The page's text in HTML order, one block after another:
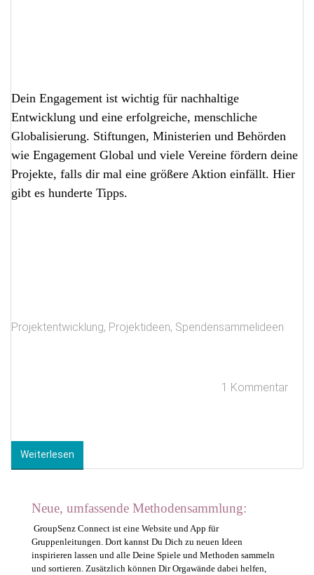
Dein Engagement ist wichtig für nachhaltige
Entwicklung und eine erfolgreiche, menschliche
Globalisierung. Stiftungen, Ministerien und Behörden
wie Engagement Global und viele Vereine fördern deine
Projekte, falls dir mal eine größere Aktion einfällt. Hier
gibt es hunderte Tipps.
Projektentwicklung, Projektideen, Spendensammelideen
1 Kommentar
Weiterlesen
Neue, umfassende Methodensammlung:
GroupSenz Connect ist eine Website und App für
Gruppenleitungen. Dort kannst Du Dich zu neuen Ideen
inspirieren lassen und alle Deine Spiele und Methoden sammeln
und sortieren. Zusätzlich können Dir Orgawände dabei helfen,